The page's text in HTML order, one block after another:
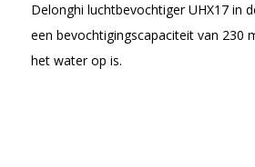
Delonghi luchtbevochtiger UHX17 in
een bevochtigingscapaciteit van 230
het water op is.